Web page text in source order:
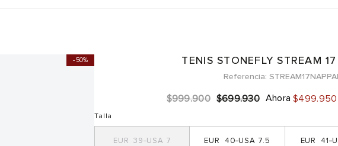
50% TENIS STONEFLY STREAM
Referencia
$999.900 $699.930 Ahora $499.950
Talla
7
39 7.5
40 41